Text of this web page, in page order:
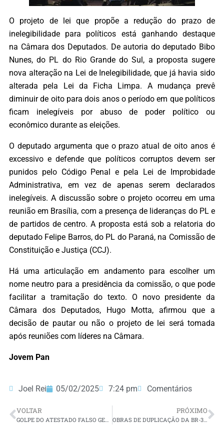
O projeto de lei que propõe a redução do prazo de
inelegibilidade para políticos está ganhando destaque
na Câmara dos Deputados. De autoria do deputado Bibo
Nunes, do PL do Rio Grande do Sul, a proposta sugere
nova alteração na Lei de Inelegibilidade, que já havia sido
alterada pela Lei da Ficha Limpa. A mudança prevê
diminuir de oito para dois anos o período em que políticos
ficam inelegíveis por abuso de poder político ou
econômico durante as eleições.
O deputado argumenta que o prazo atual de oito anos é
excessivo e defende que políticos corruptos devem ser
punidos pelo Código Penal e pela Lei de Improbidade
Administrativa, em vez de apenas serem declarados
inelegíveis. A discussão sobre o projeto ocorreu em uma
reunião em Brasília, com a presença de lideranças do PL e
de partidos de centro. A proposta está sob a relatoria do
deputado Felipe Barros, do PL do Paraná, na Comissão de
Constituição e Justiça (CCJ).
Há uma articulação em andamento para escolher um
nome neutro para a presidência da comissão, o que pode
facilitar a tramitação do texto. O novo presidente da
Câmara dos Deputados, Hugo Motta, afirmou que a
decisão de pautar ou não o projeto de lei será tomada
após reuniões com líderes na Câmara.
Jovem Pan
Joel Rei 05/02/2025 7:24 pm Comentários
VOLTAR PRÓXIMO
OBRAS DE DUPLICAÇÃO DA BR-304 INICIAM DO SEGUNDO SEMESTRE DE 2025 CONFIRMA MINISTRO